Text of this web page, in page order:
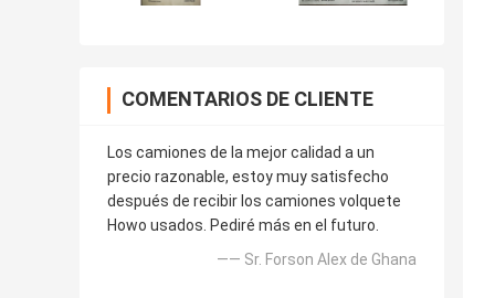
COMENTARIOS DE CLIENTE
Los camiones de la mejor calidad a un
precio razonable, estoy muy satisfecho
después de recibir los camiones volquete
Howo usados. Pediré más en el futuro.
—— Sr. Forson Alex de Ghana